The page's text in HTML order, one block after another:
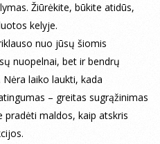
Žiūrėkite, būkite atidūs,
kelyje.
nuo jūsų šiomis
nuopelnai, bet ir bendrų
laiko laukti, kada
– greitas sugrąžinimas
pradėti maldos, kaip atskris